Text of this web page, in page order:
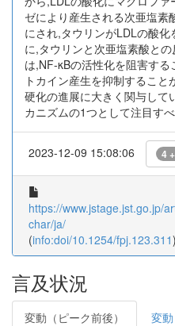
ゼにより産生される次亜塩
にされ,タウリンがLDLの酸
に,タウリンと次亜塩素酸と
は,NF-κBの活性化を阻害す
トカイン産生を抑制するこ
硬化の進展に大きく関与して
カニズムの1つとして注目す
2023-12-09 15:08:06 4
https://www.jstage.jst.go.jp/
char/ja/
(info:doi/10.1254/fpj.123.311)
言及状況
変動（ピーク前後） 変動